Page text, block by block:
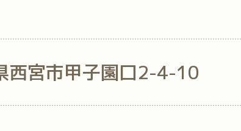
宮市甲子園口2-4-10